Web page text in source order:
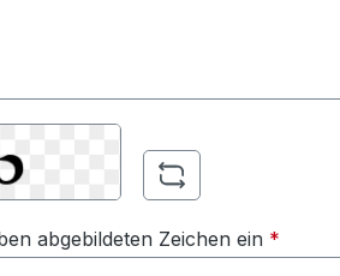
abgebildeten Zeichen ein *